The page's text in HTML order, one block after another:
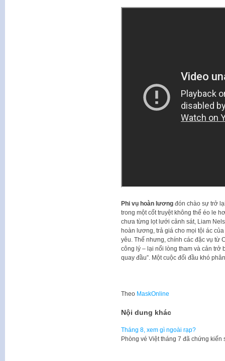
Phi vụ hoàn lươngđón chào sự trở
trong một cốt truyệt không thể éo le
chưa từng lọt lưới cảnh sát, Liam
hoàn lương, trả giá cho mọi tội ác
yêu. Thế nhưng, chính các đặc vụ từ
công lý – lại nổi lòng tham và cản
quay đầu”. Một cuộc đối đầu khó
Theo MaskOnline
Nội dung khác
Tháng 8, xem gì ngoài rạp?
Phòng vé Việt tháng 7 đã chứng